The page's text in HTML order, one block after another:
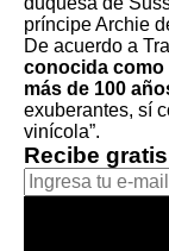
príncipe Archie
De acuerdo a
conocida como
más de 100
exuberantes, sí
vinícola”.
Recibe